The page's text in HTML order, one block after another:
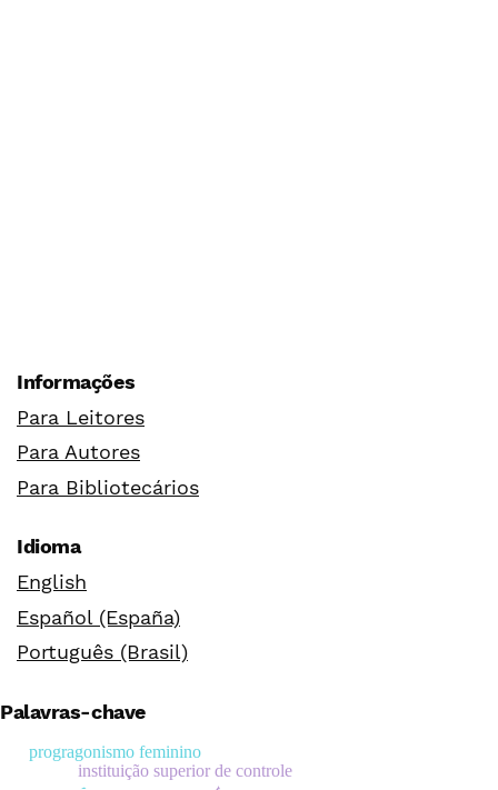
Informações
Para Leitores
Para Autores
Para Bibliotecários
Idioma
English
Español (España)
Português (Brasil)
Palavras-chave
instituição superior de controle
progragonismo feminino